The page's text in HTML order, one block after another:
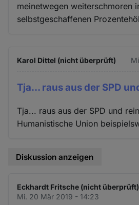
meinetwegen weiterschmoren
selbstgeschaffenen
Karol Dittel (nicht überprüft)
Tja... raus aus der SPD
Tja... raus aus der SPD und
Humanistische Union
Diskussion anzeigen
Eckhardt Fritsche (nicht überprüft)
Mi. 20 Mär 2019 - 14:23